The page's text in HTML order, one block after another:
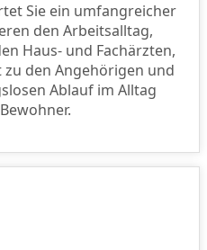
Sie ein umfangreicher
den Arbeitsalltag,
Haus- und Fachärzten,
den Angehörigen und
Ablauf im Alltag